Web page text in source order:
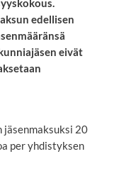
edellisen
eivät
jäsenmaksuksi 20
per yhdistyksen